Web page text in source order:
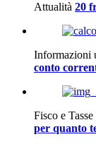
Attualità 20
Informazioni
conto
Fisco e Tasse
per quanto